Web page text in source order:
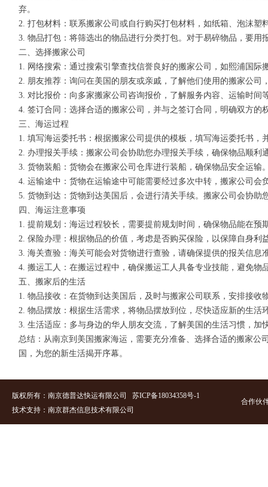
弃。
2. 打包材料：联系搬家公司或自行购买打包材料，如纸箱、泡沫
3. 物品打包：将筛选出的物品进行分类打包。对于易碎物品，要
二、选择搬家公司
1. 网络搜索：通过搜索引擎查找信誉良好的搬家公司，如熙浦国际
2. 朋友推荐：询问在美国的朋友或亲戚，了解他们使用的搬家公司
3. 对比报价：向多家搬家公司咨询报价，了解服务内容、运输时间
4. 签订合同：选择合适的搬家公司，并与之签订合同，明确双方的
三、海运过程
1. 填写海运委托书：根据搬家公司提供的模板，填写海运委托书，
2. 办理报关手续：搬家公司会协助您办理报关手续，确保物品顺利
3. 货物装船：货物会在搬家公司仓库进行装船，确保物品安全运输
4. 运输途中：货物在运输途中可能需要经过多次中转，搬家公司会
5. 货物到达：货物到达美国后，会进行清关手续。搬家公司会协助
四、海运注意事项
1. 提前规划：海运过程较长，需要提前规划时间，确保物品能在预
2. 保险办理：根据物品的价值，考虑是否购买保险，以保障自身利
3. 海关查验：海关可能会对货物进行查验，请确保提供的报关信息
4. 搬运工人：在搬运过程中，确保搬运工人具备专业技能，避免物
五、搬家后的生活
1. 物品接收：在货物到达美国后，及时与搬家公司联系，安排接收
2. 物品摆放：根据生活需求，将物品摆放到位，尽快适应新的生活
3. 生活适应：多与身边的华人朋友交流，了解美国的生活习惯，加
总结：从南京到美国搬家海运，需要充分准备、选择合适的搬家
国，为您的新生活揭开序幕。
版权所有：南京德普达快运有限公司 苏ICP备18034358号-1
技术支持：南京群杰信息技术有限公司
合作伙